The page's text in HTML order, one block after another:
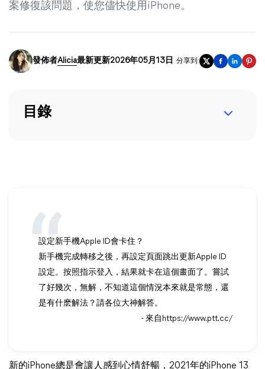
案修復該問題，使您儘快使用iPhone。
發佈者Alicia最新更新2026年05月13日 分享到:
目錄
設定新手機Apple ID會卡住？
新手機完成轉移之後，再設定頁面跳出更新Apple ID
設定。按照指示登入，結果就卡在這個畫面了。嘗試
了好幾次，無解，不知道這個情況本來就是常態，還
是有什麽解法？請各位大神解答。
- 來自https://www.ptt.cc/
新的iPhone總是會讓人感到心情舒暢，2021年的iPhone 13